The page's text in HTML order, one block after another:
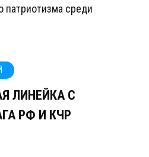
патриотизма среди
ЛИНЕЙКА С
РФ И КЧР